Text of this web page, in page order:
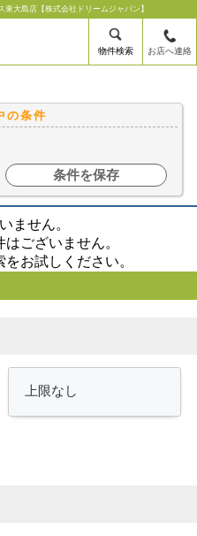
大島店【株式会社ドリームジャパン】
物件検索 お店へ連絡
の条件
条件を保存
ません。
ございません。
お試しください。